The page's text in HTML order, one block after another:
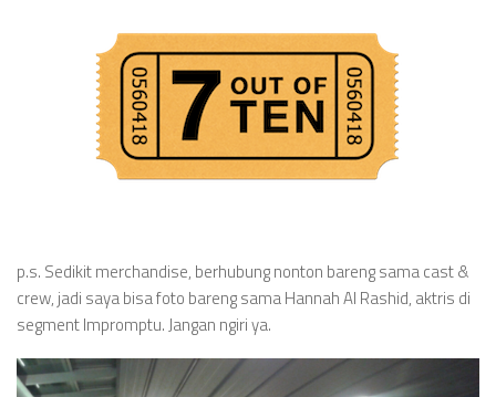
p.s. Sedikit merchandise, berhubung nonton bareng sama cast &
crew, jadi saya bisa foto bareng sama Hannah Al Rashid, aktris di
segment Impromptu. Jangan ngiri ya.